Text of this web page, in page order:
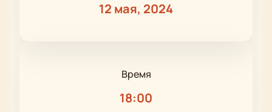
12 мая, 2024
Время
18:00